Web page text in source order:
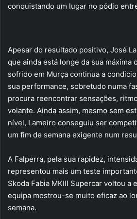
conquistando um lugar no pódio
Apesar do resultado positivo, José
que ainda está longe da sua máxima
sofrido em Murça continua a
sua performance, sobretudo numa
procura reencontrar sensações,
volante. Ainda assim, mesmo sem
nível, Lameiro conseguiu ser
um fim de semana exigente num
A Falperra, pela sua rapidez,
representou mais um teste
Skoda Fabia MKIII Supercar voltou a
equipa mostrou-se muito eficaz ao
semana.